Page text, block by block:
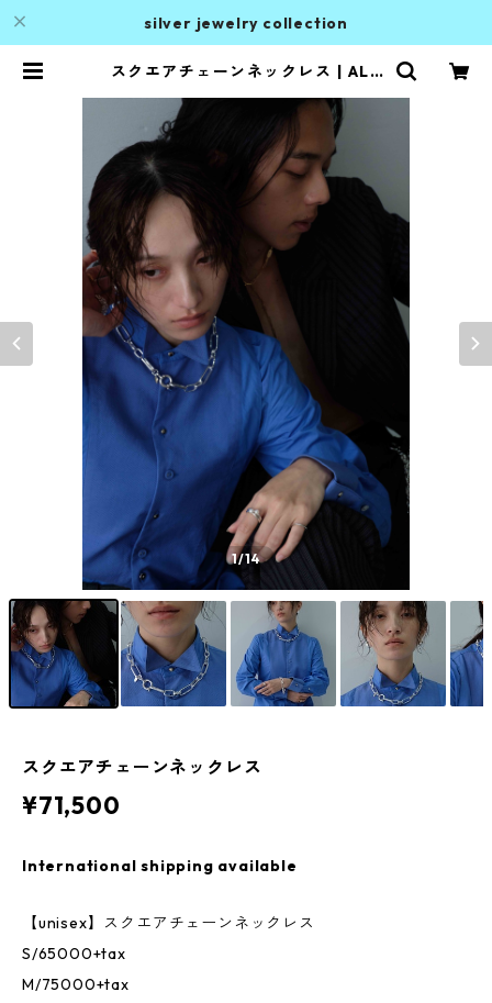
silver jewelry collection
スクエアチェーンネックレス | ALA
1/14
スクエアチェーンネックレス
¥71,500
International shipping available
【unisex】スクエアチェーンネックレス
S/65000+tax
M/75000+tax